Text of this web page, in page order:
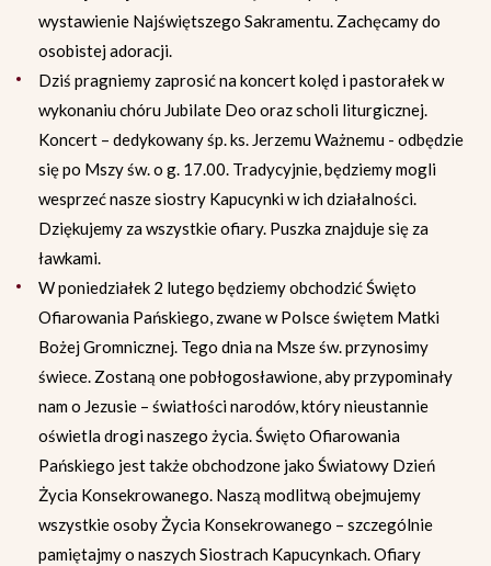
wystawienie Najświętszego Sakramentu. Zachęcamy do
osobistej adoracji.
Dziś pragniemy zaprosić na koncert kolęd i pastorałek w
wykonaniu chóru Jubilate Deo oraz scholi liturgicznej.
Koncert – dedykowany śp. ks. Jerzemu Ważnemu - odbędzie
się po Mszy św. o g. 17.00. Tradycyjnie, będziemy mogli
wesprzeć nasze siostry Kapucynki w ich działalności.
Dziękujemy za wszystkie ofiary. Puszka znajduje się za
ławkami.
W poniedziałek 2 lutego będziemy obchodzić Święto
Ofiarowania Pańskiego, zwane w Polsce świętem Matki
Bożej Gromnicznej. Tego dnia na Msze św. przynosimy
świece. Zostaną one pobłogosławione, aby przypominały
nam o Jezusie – światłości narodów, który nieustannie
oświetla drogi naszego życia. Święto Ofiarowania
Pańskiego jest także obchodzone jako Światowy Dzień
Życia Konsekrowanego. Naszą modlitwą obejmujemy
wszystkie osoby Życia Konsekrowanego – szczególnie
pamiętajmy o naszych Siostrach Kapucynkach. Ofiary